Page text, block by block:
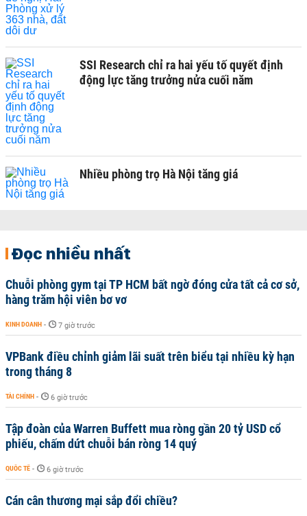
SSI Research chỉ ra hai yếu tố quyết định
động lực tăng trưởng nửa cuối năm
Nhiều phòng trọ Hà Nội tăng giá
Đọc nhiều nhất
Chuỗi phòng gym tại TP HCM bất ngờ đóng cửa tất cả cơ sở,
hàng trăm hội viên bơ vơ
KINH DOANH - 7 giờ trước
VPBank điều chỉnh giảm lãi suất trên biểu tại nhiều kỳ hạn
trong tháng 8
TÀI CHÍNH - 6 giờ trước
Tập đoàn của Warren Buffett mua ròng gần 20 tỷ USD cổ
phiếu, chấm dứt chuỗi bán ròng 14 quý
QUỐC TẾ - 6 giờ trước
Cán cân thương mại sắp đổi chiều?